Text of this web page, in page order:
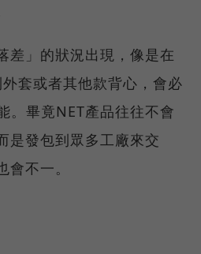
差」的狀況出現，像是在
套或者其他款背心，會必
。畢竟NET產品往往不會
是發包到眾多工廠來交
不一。